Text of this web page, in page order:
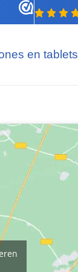
en tablets